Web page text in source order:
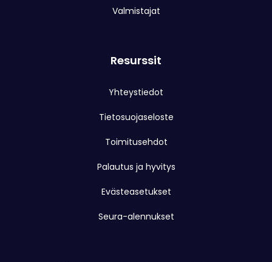
Valmistajat
Resurssit
Yhteystiedot
Tietosuojaseloste
Toimitusehdot
Palautus ja hyvitys
Evästeasetukset
Seura-alennukset